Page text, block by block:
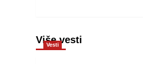
Više vesti
Vesti